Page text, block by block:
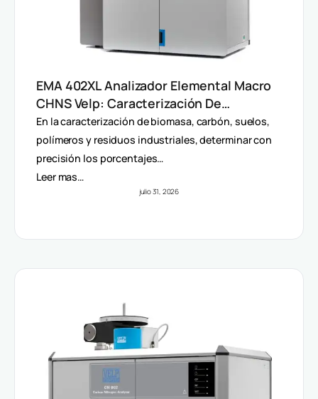
EMA 402XL Analizador Elemental Macro
CHNS Velp: Caracterización De
Muestras Heterogéneas Y Grandes
Volúmenes
En la caracterización de biomasa, carbón, suelos,
polímeros y residuos industriales, determinar con
precisión los porcentajes…
Leer mas…
julio 31, 2026